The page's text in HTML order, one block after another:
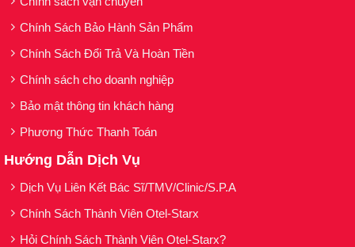
Chính Sách Bảo Hành Sản Phẩm
Chính Sách Đổi Trả Và Hoàn Tiền
Chính sách cho doanh nghiệp
Bảo mật thông tin khách hàng
Phương Thức Thanh Toán
Hướng Dẫn Dịch Vụ
Dịch Vụ Liên Kết Bác Sĩ/TMV/Clinic/S.P.A
Chính Sách Thành Viên Otel-Starx
Hỏi Chính Sách Thành Viên Otel-Starx?